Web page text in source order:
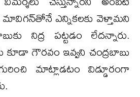
ఎన్నిక‌ల‌కు వెళ్తామ‌ని
నిద్ర ప‌ట్ట‌డం లేద‌న్నారు.
కూడా గౌర‌వం ఇవ్వ‌ని చంద్ర‌బాబు
మాట్లాడ‌టం విడ్డూరంగా